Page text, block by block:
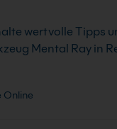
wertvolle Tipps
Mental Ray in
Online